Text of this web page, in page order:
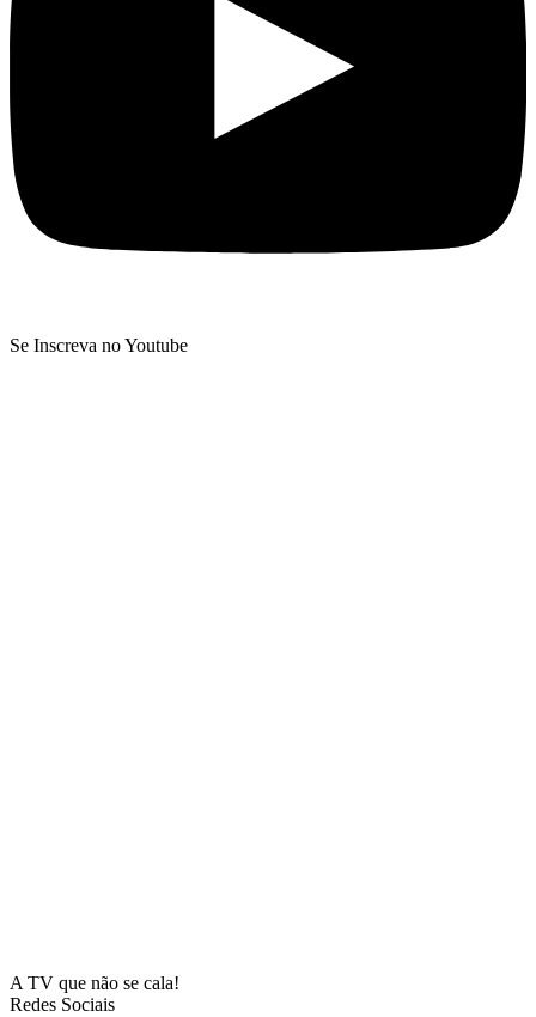
Se Inscreva no Youtube
A TV que não se cala!
Redes Sociais